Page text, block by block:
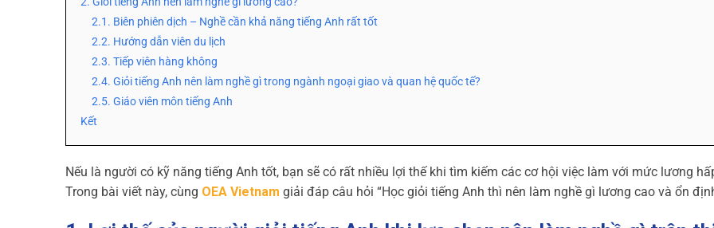
2.1. Biên phiên dịch – Nghề cần khả năng tiếng Anh rất tốt
2.2. Hướng dẫn viên du lịch
2.3. Tiếp viên hàng không
2.4. Giỏi tiếng Anh nên làm nghề gì trong ngành ngoại giao và quan hệ quốc tế?
2.5. Giáo viên môn tiếng Anh
Kết
Nếu là người có kỹ năng tiếng Anh tốt, bạn sẽ có rất nhiều lợi thế khi tìm kiếm các cơ hội việc làm với mức lương
Trong bài viết này, cùng OEA Vietnam giải đáp câu hỏi “Học giỏi tiếng Anh thì nên làm nghề gì lương cao và ổn